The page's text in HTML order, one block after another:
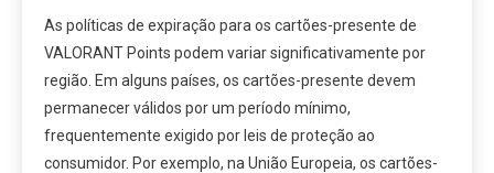
As políticas de expiração para os cartões-presente de
VALORANT Points podem variar significativamente por
região. Em alguns países, os cartões-presente devem
permanecer válidos por um período mínimo,
frequentemente exigido por leis de proteção ao
consumidor. Por exemplo, na União Europeia, os cartões-